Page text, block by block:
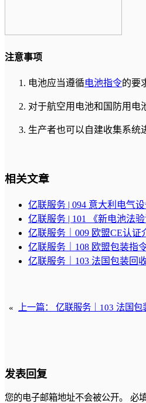
注意事项
电池应当遵循电池指令的要
对于航空用电池和国防用电
生产者也可以自建收集系统
相关文章
亿联服务 | 094 意大利电气
亿联服务 | 101 《新电池法
亿联服务｜009 欧盟CE认证
亿联服务｜108 欧盟包装指
亿联服务｜103 法国包装回
« 上一篇： 亿联服务｜103 法国
发表回复
您的电子邮箱地址不会被公开。 必